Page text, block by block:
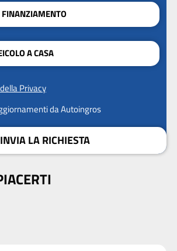
FINANZIAMENTO
A CASA
Privacy
da Autoingros
INVIA LA RICHIESTA